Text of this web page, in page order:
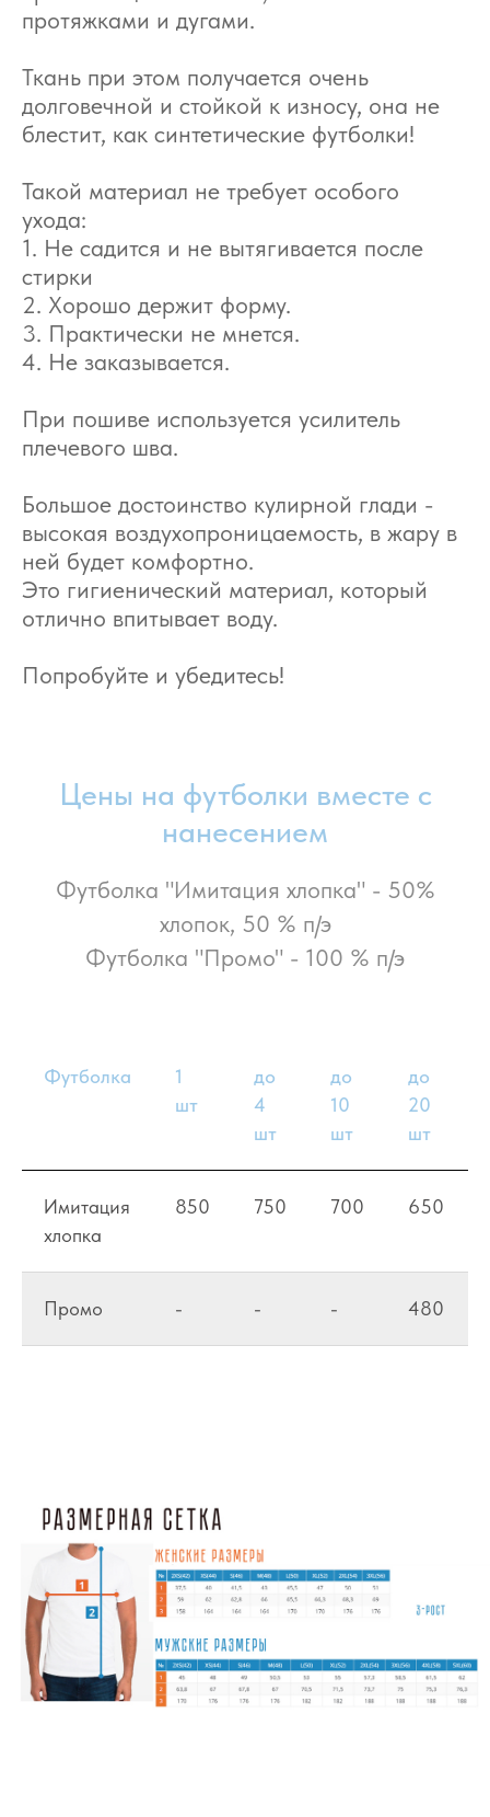
протяжками и дугами.
Ткань при этом получается очень
долговечной и стойкой к износу, она не
блестит, как синтетические футболки!
Такой материал не требует особого
ухода:
1. Не садится и не вытягивается после
стирки
2. Хорошо держит форму.
3. Практически не мнется.
4. Не заказывается.
При пошиве используется усилитель
плечевого шва.
Большое достоинство кулирной глади -
высокая воздухопроницаемость, в жару в
ней будет комфортно.
Это гигиенический материал, который
отлично впитывает воду.
Попробуйте и убедитесь!
Цены на футболки вместе с
нанесением
Футболка "Имитация хлопка" - 50%
хлопок, 50 % п/э
Футболка "Промо" - 100 % п/э
Футболка
1
шт
до
4
шт
до
10
шт
до
20
шт
Имитация
хлопка
850 750 700 650
Промо - - - 480